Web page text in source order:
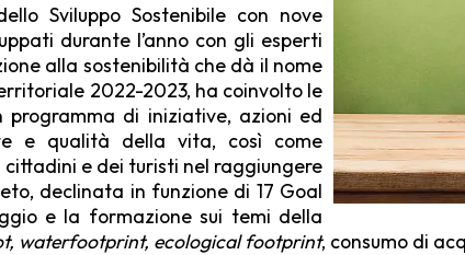
Sviluppo Sostenibile con nove
durante l’anno con gli esperti
alla sostenibilità che dà il nome
2022-2023, ha coinvolto le
di iniziative, azioni ed
e qualità della vita, così come
e dei turisti nel raggiungere
declinata in funzione di 17 Goal
e la formazione sui temi della
waterfootprint, ecological footprint, consumo di